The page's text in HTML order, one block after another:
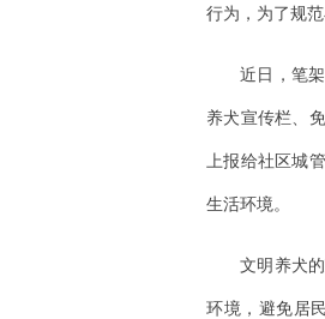
行为，为了规
近日，笔
养犬宣传栏、
上报给社区城
生活环境。
文明养犬
环境，避免居